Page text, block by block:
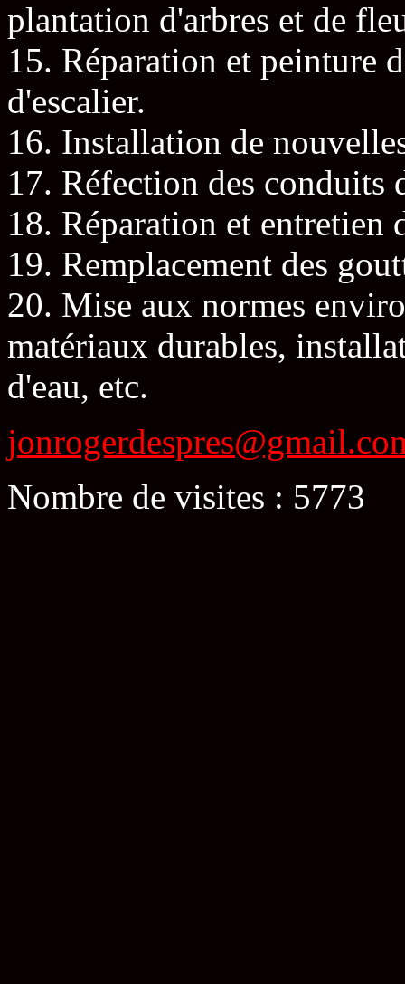
plantation d'arbres et de
15. Réparation et peinture
d'escalier.
16. Installation de
17. Réfection des conduits
18. Réparation et entretien
19. Remplacement des
20. Mise aux normes
matériaux durables,
d'eau, etc.
Nombre de visites : 5773